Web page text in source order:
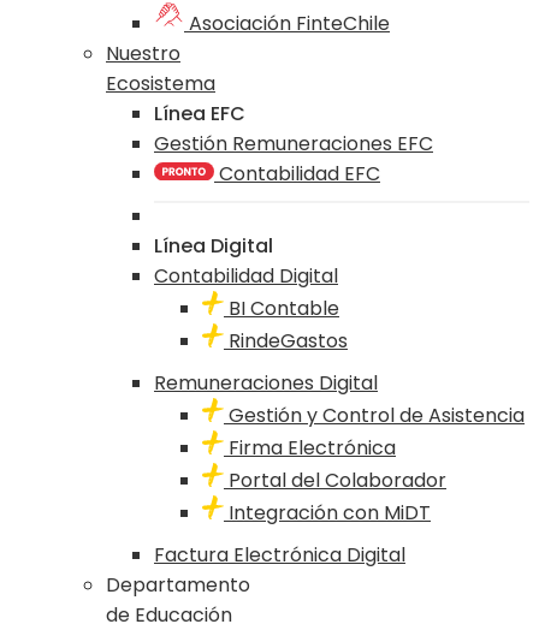
Asociación FinteChile
Nuestro
Ecosistema
Línea EFC
Gestión Remuneraciones EFC
Contabilidad EFC
Línea Digital
Contabilidad Digital
BI Contable
RindeGastos
Remuneraciones Digital
Gestión y Control de Asistencia
Firma Electrónica
Portal del Colaborador
Integración con MiDT
Factura Electrónica Digital
Departamento
de Educación